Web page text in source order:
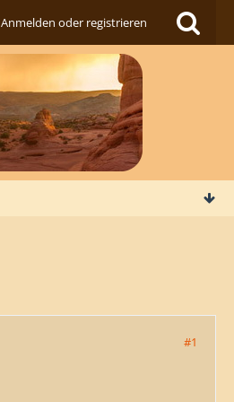
Anmelden oder registrieren
#1